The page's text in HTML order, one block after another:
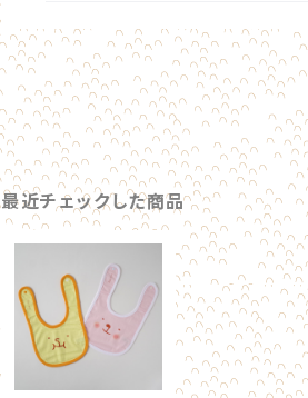
最近チェックした商品